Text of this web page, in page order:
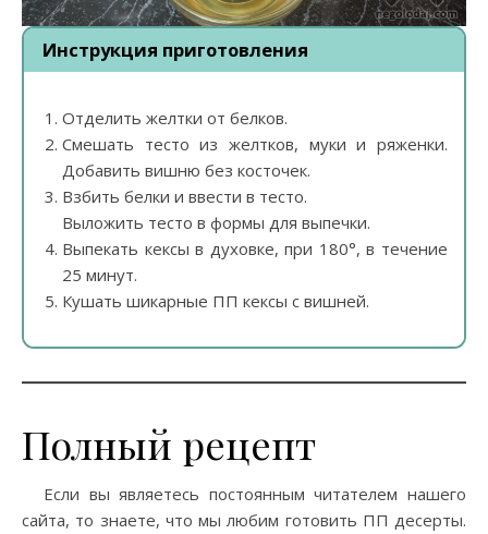
Инструкция приготовления
Отделить желтки от белков.
Смешать тесто из желтков, муки и ряженки.
Добавить вишню без косточек.
Взбить белки и ввести в тесто.
Выложить тесто в формы для выпечки.
Выпекать кексы в духовке, при 180°, в течение
25 минут.
Кушать шикарные ПП кексы с вишней.
Полный рецепт
Если вы являетесь постоянным читателем нашего
сайта, то знаете, что мы любим готовить ПП десерты.